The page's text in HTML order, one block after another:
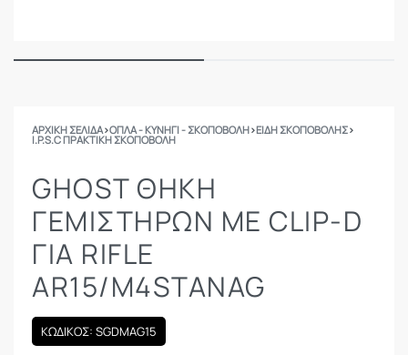
ΑΡΧΙΚΉ ΣΕΛΊΔΑ›ΟΠΛΑ - ΚΥΝΗΓΙ - ΣΚΟΠΟΒΟΛΗ›ΕΙΔΗ ΣΚΟΠΟΒΟΛΗΣ›
I.P.S.C ΠΡΑΚΤΙΚΉ ΣΚΟΠΟΒΟΛΉ
GHOST ΘΉΚΗ
ΓΕΜΙΣΤΉΡΩΝ ΜΕ CLIP-D
ΓΙΑ RIFLE
AR15/M4STANAG
ΚΩΔΙΚΟΣ: SGDMAG15